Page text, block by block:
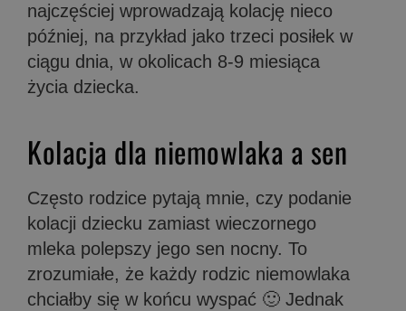
najczęściej wprowadzają kolację nieco
później, na przykład jako trzeci posiłek w
ciągu dnia, w okolicach 8-9 miesiąca
życia dziecka.
Kolacja dla niemowlaka a sen
Często rodzice pytają mnie, czy podanie
kolacji dziecku zamiast wieczornego
mleka polepszy jego sen nocny. To
zrozumiałe, że każdy rodzic niemowlaka
chciałby się w końcu wyspać 🙂 Jednak